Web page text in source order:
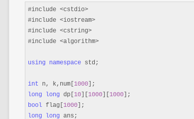
#include <cstdio>
#include <iostream>
#include <cstring>
#include <algorithm>
using namespace std;
int n, k,num[ 1000
long
long dp[ 10 1000 1000
bool flag[ 1000
long
long ans;